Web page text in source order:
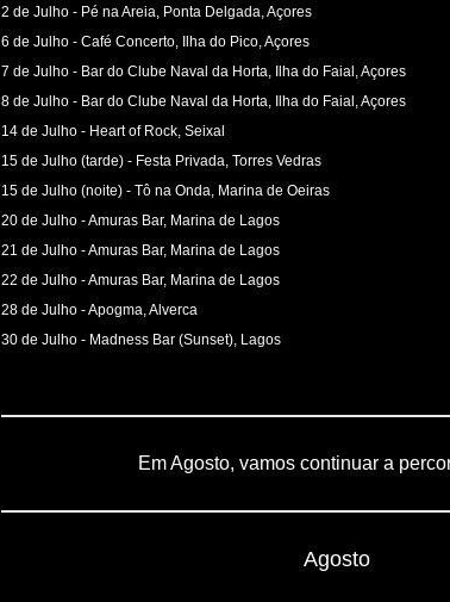
2 de Julho - Pé na Areia, Ponta Delgada, Açores
6 de Julho - Café Concerto, Ilha do Pico, Açores
7 de Julho - Bar do Clube Naval da Horta, Ilha do Faial, Açores
8 de Julho - Bar do Clube Naval da Horta, Ilha do Faial, Açores
14 de Julho - Heart of Rock, Seixal
15 de Julho (tarde) - Festa Privada, Torres Vedras
15 de Julho (noite) - Tô na Onda, Marina de Oeiras
20 de Julho - Amuras Bar, Marina de Lagos
21 de Julho - Amuras Bar, Marina de Lagos
22 de Julho - Amuras Bar, Marina de Lagos
28 de Julho - Apogma, Alverca
30 de Julho - Madness Bar (Sunset), Lagos
Em Agosto, vamos continuar a
Agosto